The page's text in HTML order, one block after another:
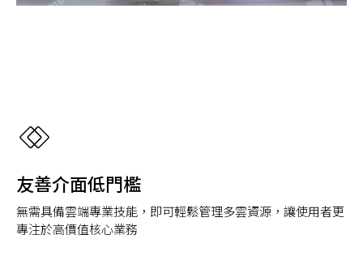
友善介面低門檻
無需具備雲端專業技能，即可輕鬆管理多雲資源，讓使用者更
專注於高價值核心業務